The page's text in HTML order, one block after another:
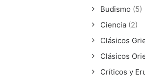
Budismo (5)
Ciencia (2)
Clásicos
Clásicos
Críticos y